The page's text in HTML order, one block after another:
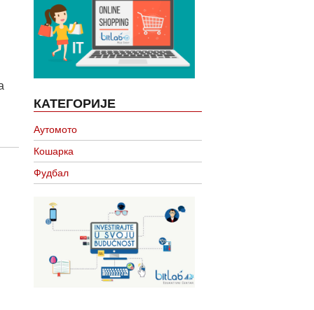
КАТЕГОРИЈЕ
Аутомото
Кошарка
Фудбал